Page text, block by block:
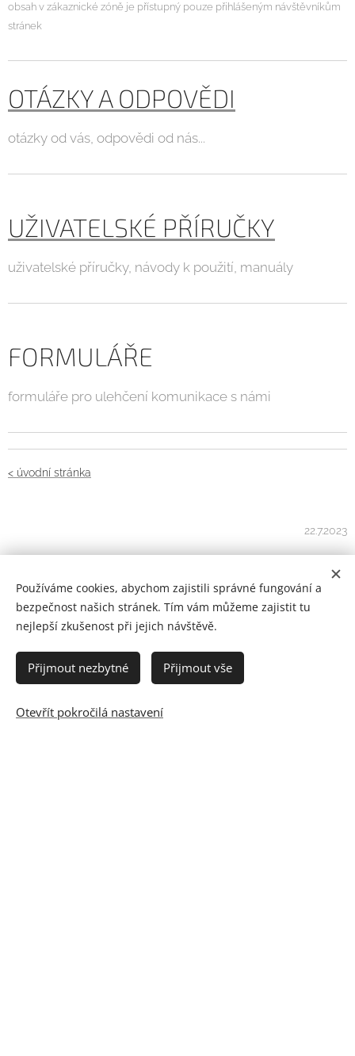
obsah v zákaznické zóně je přístupný pouze přihlášeným návštěvníkům
stránek
OTÁZKY A ODPOVĚDI
otázky od vás, odpovědi od nás...
UŽIVATELSKÉ PŘÍRUČKY
uživatelské příručky, návody k použití, manuály
FORMULÁŘE
formuláře pro ulehčení komunikace s námi
< úvodní stránka
22.7.2023
O NÁS
kdo jsme
proč si vybrat nás
Používáme cookies, abychom zajistili správné fungování a
bezpečnost našich stránek. Tím vám můžeme zajistit tu
nejlepší zkušenost při jejich návštěvě.
Přijmout nezbytné Přijmout vše
Otevřít pokročilá nastavení